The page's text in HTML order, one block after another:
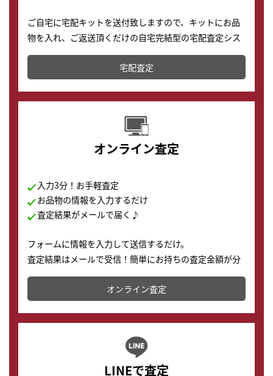
ご自宅に宅配キットを送付致しますので、キットにお品
物を入れ、ご返送頂くだけの自宅完結型の宅配査定シス
テムです。
配送でも簡単&安全に査定・買取に出すことが可能で
す。
宅配査定
オンライン査定
入力3分！お手軽査定
お品物の情報を入力するだけ
査定結果がメールで届く♪
フォームに情報を入力して送信するだけ。
査定結果はメールで受信！簡単にお持ちの査定金額が分
かります。
オンライン査定
LINEで査定